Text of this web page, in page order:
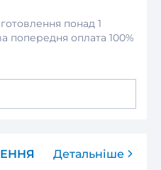
понад 1
попередня оплата 100%
Детальніше